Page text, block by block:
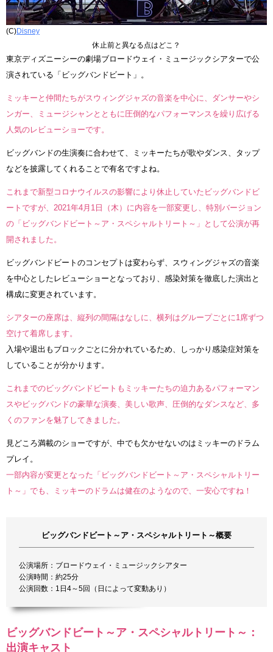
(C)Disney
休止前と異なる点はどこ？
東京ディズニーシーの劇場ブロードウェイ・ミュージックシアターで公
演されている「ビッグバンドビート」。
ミッキーと仲間たちがスウィングジャズの音楽を中心に、ダンサーやシ
ンガー、ミュージシャンとともに圧倒的なパフォーマンスを繰り広げる
人気のレビューショーです。
ビッグバンドの生演奏に合わせて、ミッキーたちが歌やダンス、タップ
などを披露してくれることで有名ですよね。
これまで新型コロナウイルスの影響により休止していたビッグバンドビ
ートですが、2021年4月1日（木）に内容を一部変更し、特別バージョン
の「ビッグバンドビート～ア・スペシャルトリート～」として公演が再
開されました。
ビッグバンドビートのコンセプトは変わらず、スウィングジャズの音楽
を中心としたレビューショーとなっており、感染対策を徹底した演出と
構成に変更されています。
シアターの座席は、縦列の間隔はなしに、横列はグループごとに1席ずつ
空けて着席します。
入場や退出もブロックごとに分かれているため、しっかり感染症対策を
していることが分かります。
これまでのビッグバンドビートもミッキーたちの迫力あるパフォーマン
スやビッグバンドの豪華な演奏、美しい歌声、圧倒的なダンスなど、多
くのファンを魅了してきました。
見どころ満載のショーですが、中でも欠かせないのはミッキーのドラム
プレイ。
一部内容が変更となった「ビッグバンドビート～ア・スペシャルトリー
ト～」でも、ミッキーのドラムは健在のようなので、一安心ですね！
ビッグバンドビート～ア・スペシャルトリート～概要
公演場所：ブロードウェイ・ミュージックシアター
公演時間：約25分
公演回数：1日4～5回（日によって変動あり）
ビッグバンドビート～ア・スペシャルトリート～：
出演キャスト